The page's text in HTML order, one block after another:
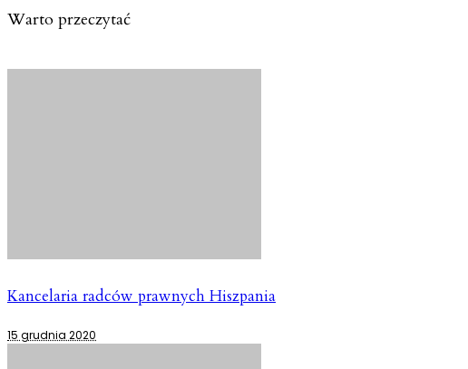
Warto przeczytać
Kancelaria radców prawnych Hiszpania
15 grudnia 2020